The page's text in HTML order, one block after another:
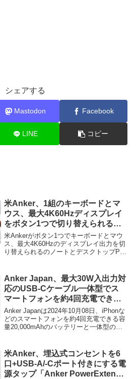
シェアする
Mastodon Facebook
LINE コピー
米Anker、1組のキーボードとマ
ウス、最大4K60Hzディスプレイ
をボタン1つで切り替えられるの
ノートとデスクトップPC対応の
KVM「Anker KVM Switch (4K,
For Desktop and Laptop)」を発
米Ankerがボタン1つでキーボードとマウ
ス、最大4K60Hzのディスプレイ出力を切
り替えられるのノートとデスクトップPC
Anker Japan、最大30W入出力対
応のUSB-Cケーブル一体型でス
マートフォンを約4回充電できる
モバイルバッテリー「Anker
Nano Power Bank (20000mAh,
30W, Built-In USB-C ケーブル)」
Anker Japanは2024年10月08日、iPhonな
どのスマートフォンを約4回充電できる容
量20,000mAhのバッテリーと一体型の
(20000mAh, 30W, Built-In USB-C ケーブ
ル) (A1387)」を新たに発売しています。
米Anker、埋込式コンセントを6
口+USB-A/-Cポート付きにする電
源タップ「Anker PowerExtend